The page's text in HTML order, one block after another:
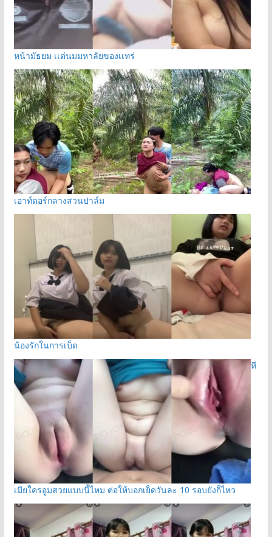
หน้ามัธยม เเต่นมมหาลัยของเเทร่
เอาท์ดอร์กลางสวนปาล์ม
น้องรักในการเบ็ด
หี
เมียใครอูมสวยแบบนี้ไหม ต่อให้บอกเย็ดวันละ 10 รอบยังก็ไหว